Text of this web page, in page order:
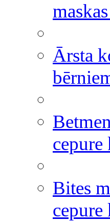
Ārsta
Bites